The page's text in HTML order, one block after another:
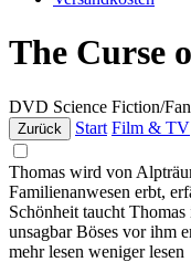
The Curse
DVD Science Fiction/
Zurück Start Film & TV
Thomas wird von
Familienanwesen erbt,
Schönheit taucht
unsagbar Böses vor ihm
mehr lesen weniger lesen